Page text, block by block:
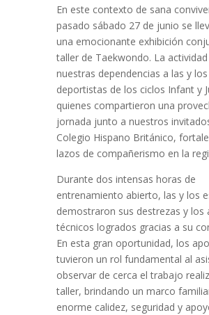
En este contexto de sana
pasado sábado 27 de junio se
una emocionante exhibición
taller de Taekwondo. La
nuestras dependencias a las y
deportistas de los ciclos Infant y
quienes compartieron una
jornada junto a nuestros
Colegio Hispano Británico,
lazos de compañerismo en la
Durante dos intensas horas de
entrenamiento abierto, las y los
demostraron sus destrezas y los
técnicos logrados gracias a su
En esta gran oportunidad, los
tuvieron un rol fundamental al
observar de cerca el trabajo
taller, brindando un marco
enorme calidez, seguridad y